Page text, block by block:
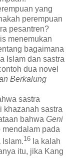
yang
h perempuan
pesantren?
menemukan
bagaimana
Islam dan sastra
dua novel
Berkalung
sastra
khazanah sastra
bahwa Geni
pada
Islam.1 6 Ia kalah
itu, jika Kang